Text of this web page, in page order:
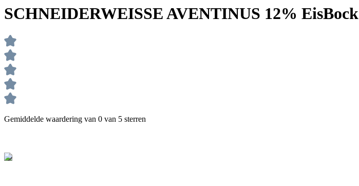
SCHNEIDERWEISSE AVENTINUS 12% EisBock
Gemiddelde waardering van 0 van 5 sterren